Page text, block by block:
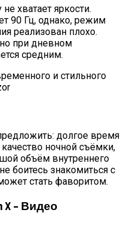
хватает яркости.
90 Гц, однако, режим
реализован плохо.
при дневном
средним.
долгое время
ночной съёмки,
объём внутреннего
боитесь знакомиться с
стать фаворитом.
X – Видео